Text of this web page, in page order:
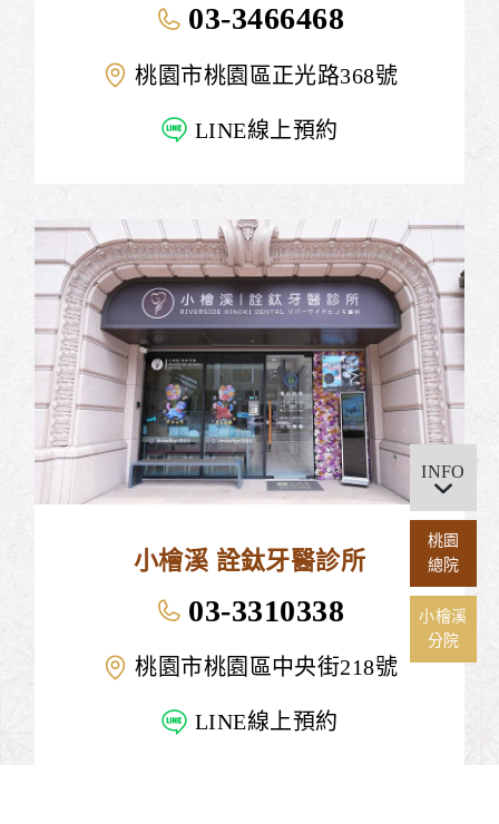
03-3466468
桃園市桃園區正光路368號
LINE線上預約
小檜溪 詮鈦牙醫診所
03-3310338
桃園市桃園區中央街218號
LINE線上預約
INFO
桃園
總院
小檜溪
分院